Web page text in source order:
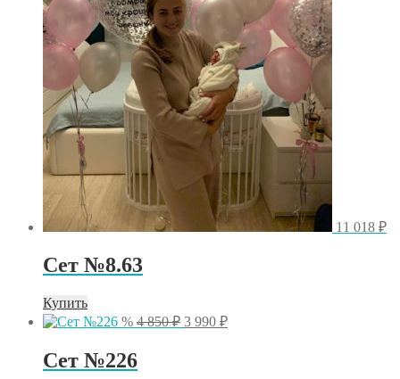
11 018 ₽
Сет №8.63
Купить
% 4 850₽ Первоначальная
3 990 ₽Текущая
Сет №226